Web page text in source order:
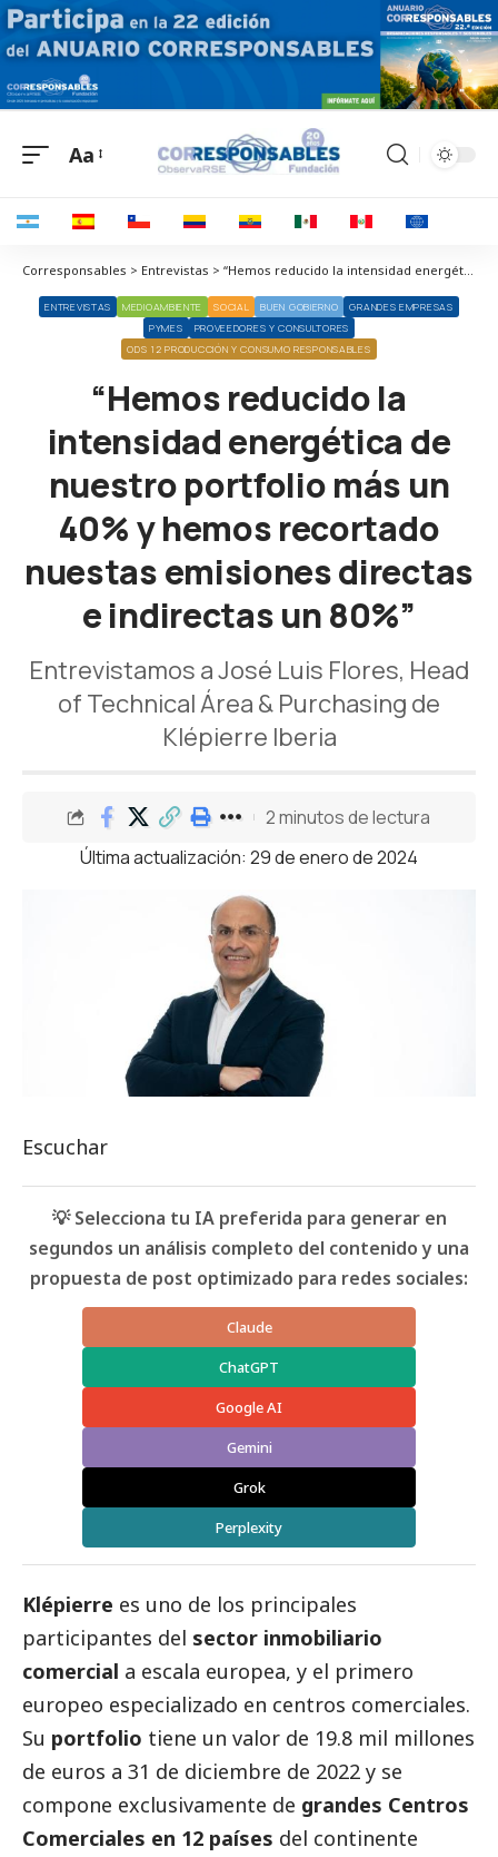
Aa
Corresponsables > Entrevistas > “Hemos reducido la intensidad energética de nuestro portfolio más un 40% y hemos recortado nuestas emisiones directas e indirectas un 80%”
ENTREVISTAS MEDIOAMBIENTE SOCIAL BUEN GOBIERNO
GRANDES EMPRESAS
PYMES
PROVEEDORES Y CONSULTORES
ODS 12 PRODUCCIÓN Y CONSUMO RESPONSABLES
“Hemos reducido la
intensidad energética de
nuestro portfolio más un
40% y hemos recortado
nuestas emisiones directas
e indirectas un 80%”
Entrevistamos a José Luis Flores, Head
of Technical Área & Purchasing de
Klépierre Iberia
Última actualización: 29 de enero de 2024
2 minutos de lectura
Escuchar
💡 Selecciona tu IA preferida para generar en
segundos un análisis completo del contenido y una
propuesta de post optimizado para redes sociales:
Claude
ChatGPT
Google AI
Gemini
Grok
Perplexity
Klépierre es uno de los principales
participantes del sector inmobiliario
comercial a escala europea, y el primero
europeo especializado en centros comerciales.
Su portfolio tiene un valor de 19.8 mil millones
de euros a 31 de diciembre de 2022 y se
compone exclusivamente de grandes Centros
Comerciales en 12 países del continente